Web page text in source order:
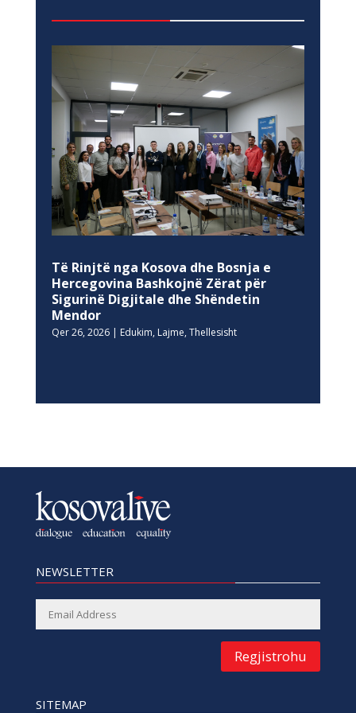
Të Rinjtë nga Kosova dhe Bosnja e
Hercegovina Bashkojnë Zërat për
Sigurinë Digjitale dhe Shëndetin
Mendor
Qer 26, 2026| Edukim, Lajme, Thellesisht
NEWSLETTER
Regjistrohu
SITEMAP